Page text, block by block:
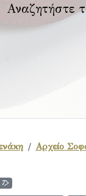
Αναζητήστε
Αρχείο